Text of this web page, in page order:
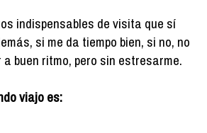
indispensables de visita que sí
si me da tiempo bien, si no, no
buen ritmo, pero sin estresarme.
viajo es: